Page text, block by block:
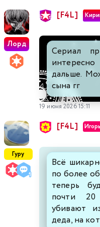
Лорд
[F4L]
Сериал
дальше.
сына гг
19 июня 2026 15:11
Гуру
[F4L]
Всё
по более
теперь
почти
убивают
деда, на